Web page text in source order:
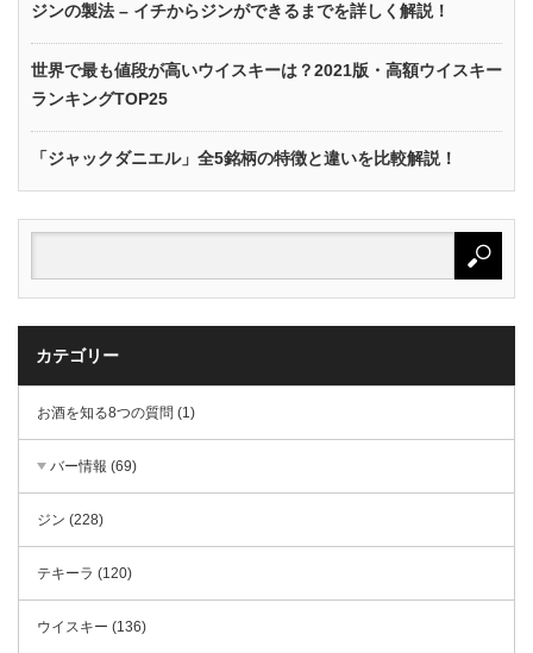
ジンの製法 – イチからジンができるまでを詳しく解説！
世界で最も値段が高いウイスキーは？2021版・高額ウイスキー
ランキングTOP25
「ジャックダニエル」全5銘柄の特徴と違いを比較解説！
カテゴリー
お酒を知る8つの質問 (1)
バー情報 (69)
ジン (228)
テキーラ (120)
ウイスキー (136)